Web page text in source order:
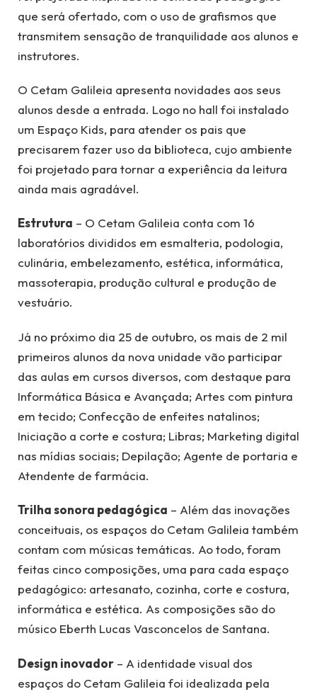
que será ofertado, com o uso de grafismos que
transmitem sensação de tranquilidade aos alunos e
instrutores.
O Cetam Galileia apresenta novidades aos seus
alunos desde a entrada. Logo no hall foi instalado
um Espaço Kids, para atender os pais que
precisarem fazer uso da biblioteca, cujo ambiente
foi projetado para tornar a experiência da leitura
ainda mais agradável.
Estrutura – O Cetam Galileia conta com 16
laboratórios divididos em esmalteria, podologia,
culinária, embelezamento, estética, informática,
massoterapia, produção cultural e produção de
vestuário.
Já no próximo dia 25 de outubro, os mais de 2 mil
primeiros alunos da nova unidade vão participar
das aulas em cursos diversos, com destaque para
Informática Básica e Avançada; Artes com pintura
em tecido; Confecção de enfeites natalinos;
Iniciação a corte e costura; Libras; Marketing digital
nas mídias sociais; Depilação; Agente de portaria e
Atendente de farmácia.
Trilha sonora pedagógica – Além das inovações
conceituais, os espaços do Cetam Galileia também
contam com músicas temáticas. Ao todo, foram
feitas cinco composições, uma para cada espaço
pedagógico: artesanato, cozinha, corte e costura,
informática e estética. As composições são do
músico Eberth Lucas Vasconcelos de Santana.
Design inovador – A identidade visual dos
espaços do Cetam Galileia foi idealizada pela